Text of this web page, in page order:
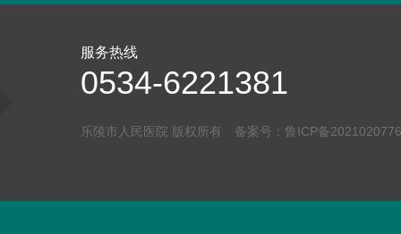
服务热线
0534-6221381
乐陵市人民医院 版权所有 备案号： 鲁ICP备